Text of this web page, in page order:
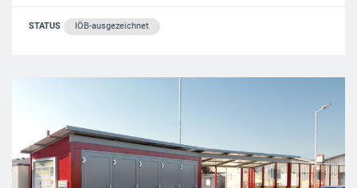
STATUS IÖB-ausgezeichnet